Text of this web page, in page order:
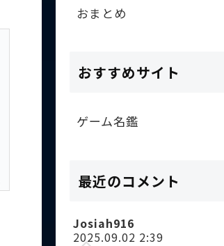
おまとめ
おすすめサイト
ゲーム名鑑
最近のコメント
Josiah916
2025.09.02 2:39